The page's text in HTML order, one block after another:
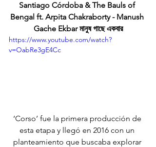
Santiago Córdoba & The Bauls of
Bengal ft. Arpita Chakraborty - Manush
Gache Ekbar মানুষ গাছে একবার
https://www.youtube.com/watch?
v=OabRe3gE4Cc
‘Corso’ fue la primera producción de
esta etapa y llegó en 2016 con un
planteamiento que buscaba explorar